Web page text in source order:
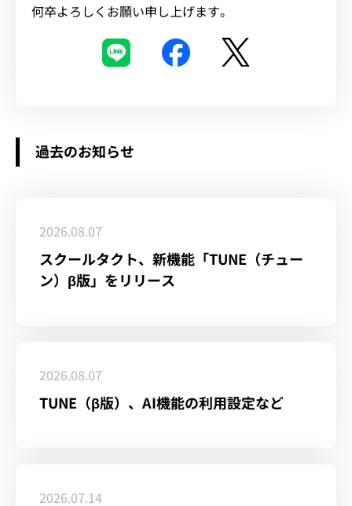
何卒よろしくお願い申し上げます。
過去のお知らせ
2026.08.07
スクールタクト、新機能「TUNE（チュー
ン）β版」をリリース
2026.08.07
TUNE（β版）、AI機能の利用設定など
2026.07.14